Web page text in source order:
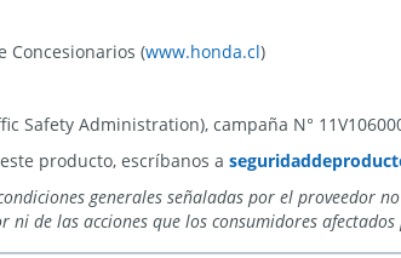
Concesionarios (www.honda.cl)
Safety Administration), campaña N°
producto, escríbanos a
generales señaladas por el proveedor
de las acciones que los consumidores